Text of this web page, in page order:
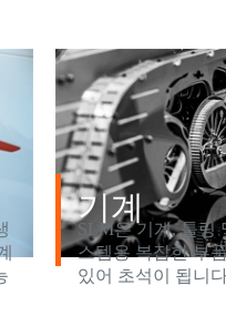
기계
SLM은 기계, 툴링
스템용 복잡한 부
있어 초석이 됩니